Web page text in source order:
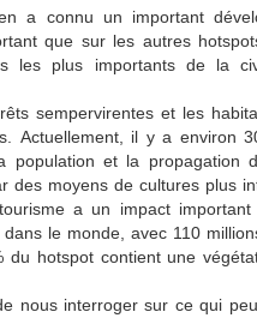
a connu un important
que sur les autres
les plus importants de la
sempervirentes et les
Actuellement, il y a environ
population et la propagation
des moyens de cultures plus
a un impact
le monde, avec 110
du hotspot contient une
nous interroger sur ce qui